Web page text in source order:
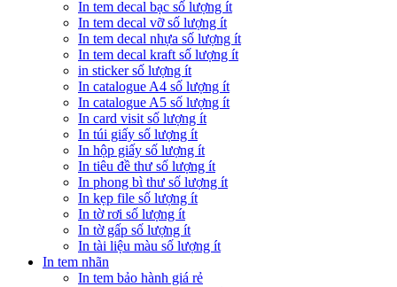
In tem decal bạc số lượng ít
In tem decal vỡ số lượng ít
In tem decal nhựa số lượng ít
In tem decal kraft số lượng ít
in sticker số lượng ít
In catalogue A4 số lượng ít
In catalogue A5 số lượng ít
In card visit số lượng ít
In túi giấy số lượng ít
In hộp giấy số lượng ít
In tiêu đề thư số lượng ít
In phong bì thư số lượng ít
In kẹp file số lượng ít
In tờ rơi số lượng ít
In tờ gấp số lượng ít
In tài liệu màu số lượng ít
In tem nhãn
In tem bảo hành giá rẻ